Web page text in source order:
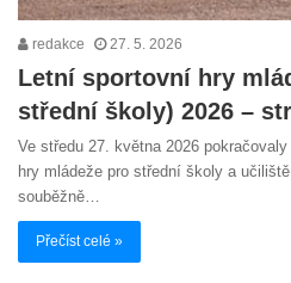
redakce 27. 5. 2026
Letní sportovní hry
střední školy) 2026 –
Ve středu 27. května 2026
hry mládeže pro střední školy a
souběžně…
Přečíst celé »